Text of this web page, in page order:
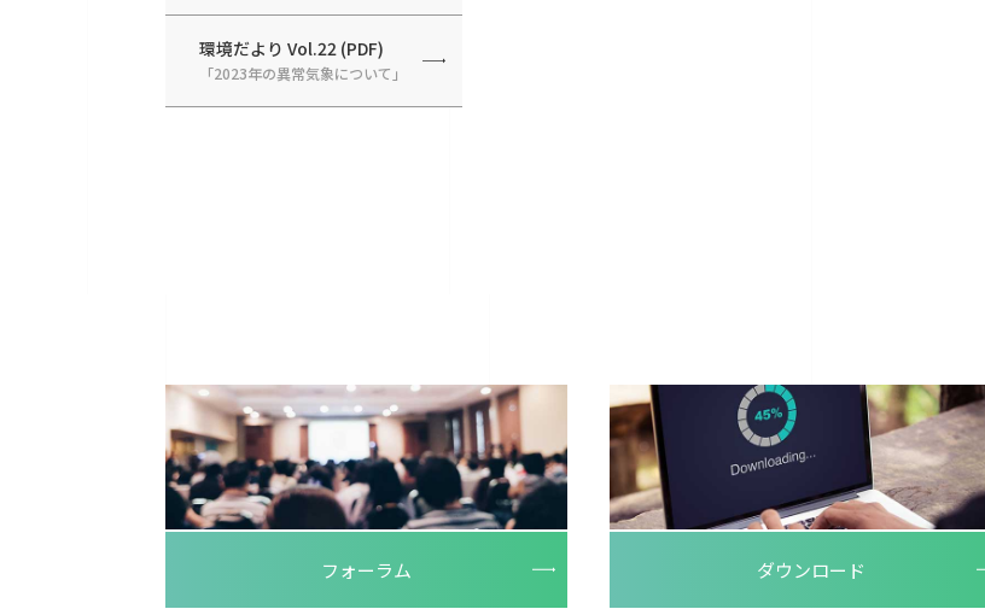
環境だより Vol.22 (PDF)
「2023年の異常気象について」
フォーラム ダウンロード